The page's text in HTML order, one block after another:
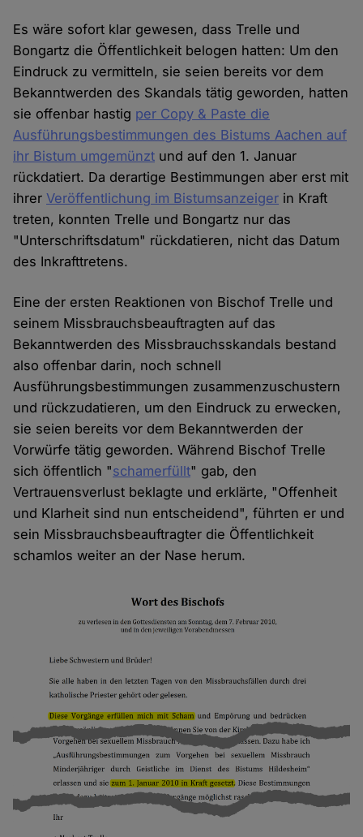
Es wäre sofort klar gewesen, dass Trelle und
Bongartz die Öffentlichkeit belogen hatten: Um den
Eindruck zu vermitteln, sie seien bereits vor dem
Bekanntwerden des Skandals tätig geworden, hatten
sie offenbar hastig per Copy & Paste die
Ausführungsbestimmungen des Bistums Aachen auf
ihr Bistum umgemünzt und auf den 1. Januar
rückdatiert. Da derartige Bestimmungen aber erst mit
ihrerVeröffentlichung im Bistumsanzeiger in Kraft
treten, konnten Trelle und Bongartz nur das
"Unterschriftsdatum" rückdatieren, nicht das Datum
des Inkrafttretens.
Eine der ersten Reaktionen von Bischof Trelle und
seinem Missbrauchsbeauftragten auf das
Bekanntwerden des Missbrauchsskandals bestand
also offenbar darin, noch schnell
Ausführungsbestimmungen zusammenzuschustern
und rückzudatieren, um den Eindruck zu erwecken,
sie seien bereits vor dem Bekanntwerden der
Vorwürfe tätig geworden. Während Bischof Trelle
sich öffentlich "schamerfüllt" gab, den
Vertrauensverlust beklagte und erklärte, "Offenheit
und Klarheit sind nun entscheidend", führten er und
sein Missbrauchsbeauftragter die Öffentlichkeit
schamlos weiter an der Nase herum.